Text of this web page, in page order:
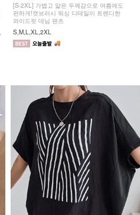
[S-2XL] 가볍고 얇은 두께감으로 여름에도
편하게!캣브러시 워싱 디테일이 트렌디한
와이드핏 데님 팬츠
S,M,L,XL,2XL